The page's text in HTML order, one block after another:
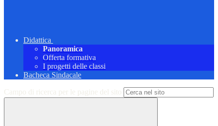
Didattica
Panoramica
Offerta formativa
I progetti delle classi
Bacheca Sindacale
Campo di ricerca per le pagine del sito